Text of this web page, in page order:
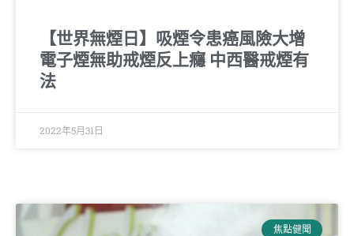
【世界無煙日】吸煙令患癌風險大增
電子煙無助戒煙反上癮 中西醫戒煙有
法
2022年5月31日
焦點健聞